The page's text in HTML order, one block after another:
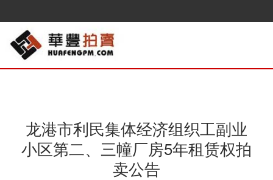
龙港市利民集体经济组织工副业
小区第二、三幢厂房5年租赁权拍
卖公告